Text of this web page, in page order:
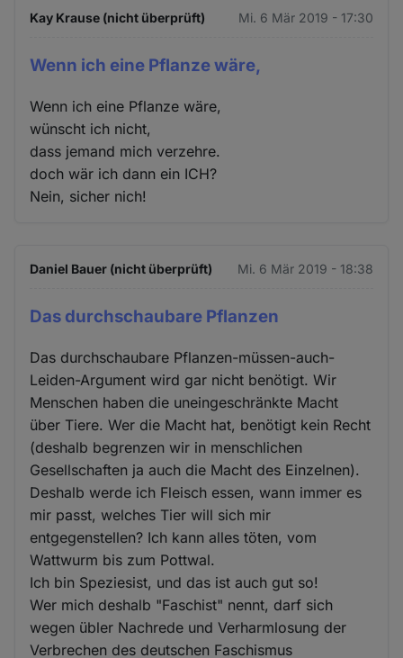
Kay Krause (nicht überprüft) Mi. 6 Mär 2019 - 17:30
Wenn ich eine Pflanze wäre,
Wenn ich eine Pflanze wäre,
wünscht ich nicht,
dass jemand mich verzehre.
doch wär ich dann ein ICH?
Nein, sicher nich!
Daniel Bauer (nicht überprüft) Mi. 6 Mär 2019 - 18:38
Das durchschaubare Pflanzen
Das durchschaubare Pflanzen-müssen-auch-
Leiden-Argument wird gar nicht benötigt. Wir
Menschen haben die uneingeschränkte Macht
über Tiere. Wer die Macht hat, benötigt kein Recht
(deshalb begrenzen wir in menschlichen
Gesellschaften ja auch die Macht des Einzelnen).
Deshalb werde ich Fleisch essen, wann immer es
mir passt, welches Tier will sich mir
entgegenstellen? Ich kann alles töten, vom
Wattwurm bis zum Pottwal.
Ich bin Speziesist, und das ist auch gut so!
Wer mich deshalb "Faschist" nennt, darf sich
wegen übler Nachrede und Verharmlosung der
Verbrechen des deutschen Faschismus